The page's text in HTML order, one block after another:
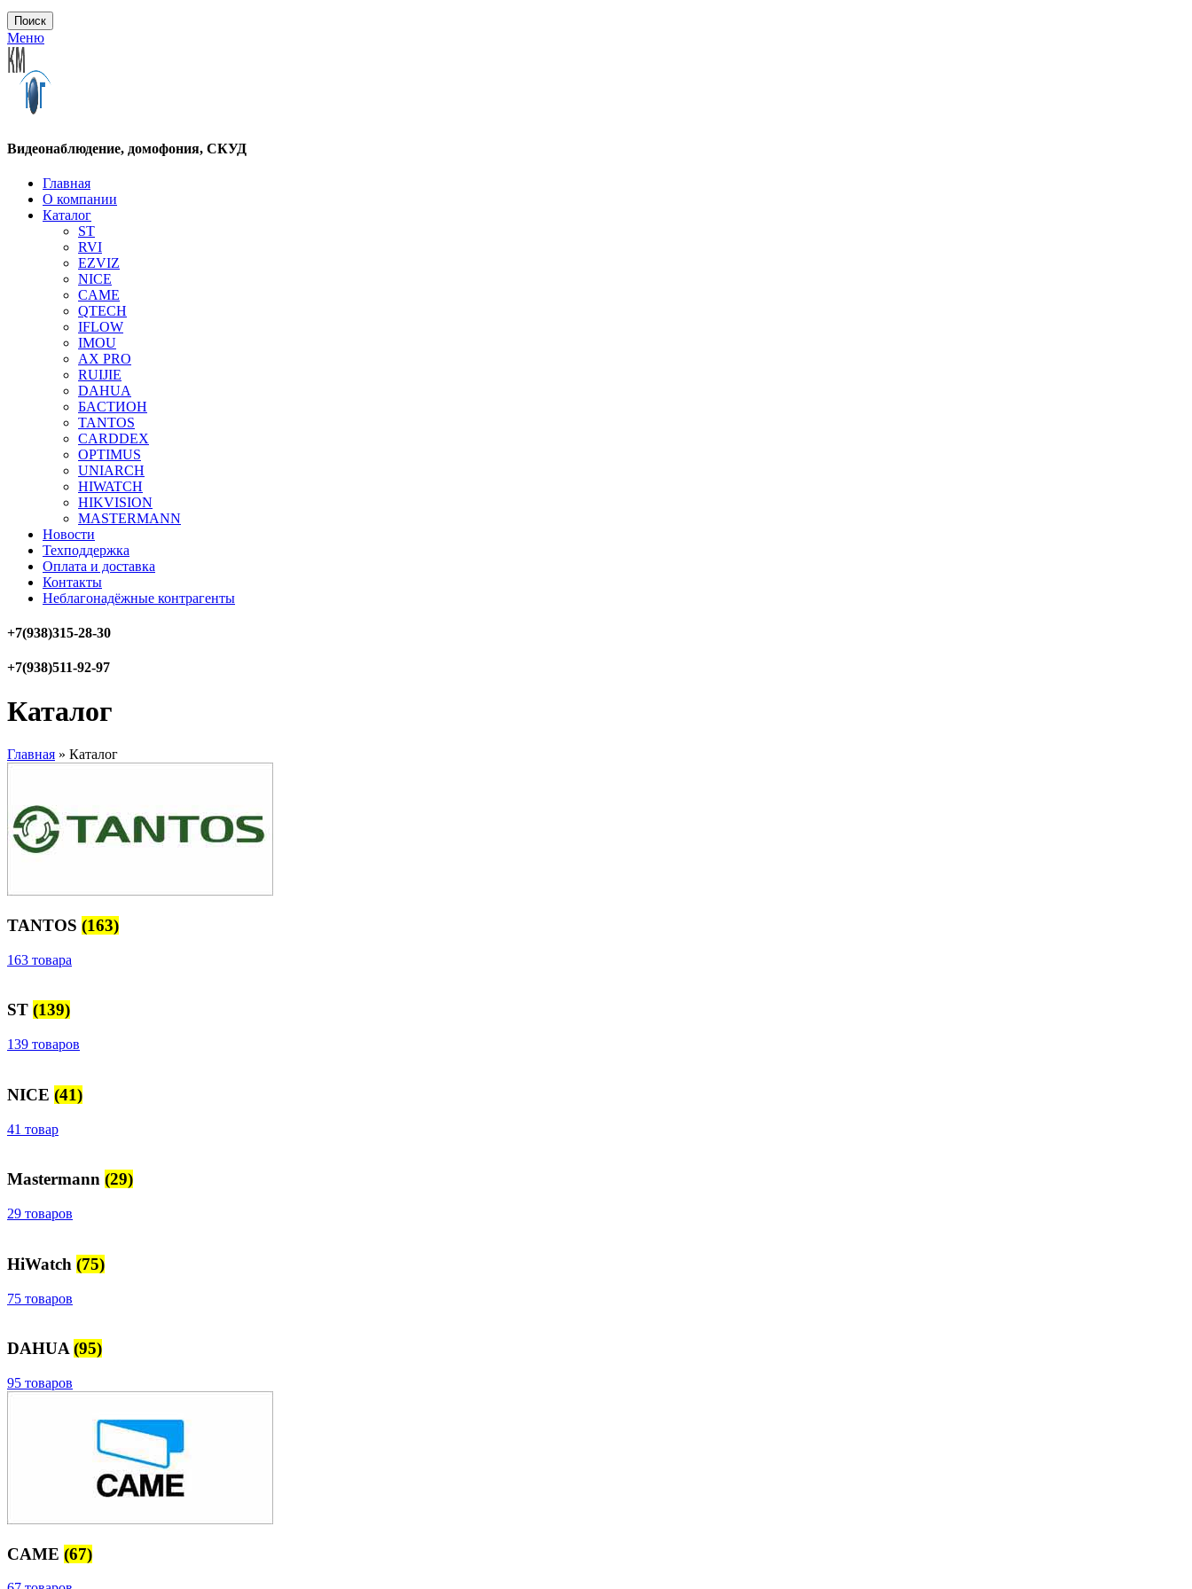
Поиск
Меню
Видеонаблюдение, домофония, СКУД
Главная
О компании
Каталог
ST
RVI
EZVIZ
NICE
CAME
QTECH
IFLOW
IMOU
AX PRO
RUIJIE
DAHUA
БAСТИОН
TANTOS
CARDDEX
OPTIMUS
UNIARCH
HIWATCH
HIKVISION
MASTERMANN
Новости
Техподдержка
Оплата и доставка
Контакты
Неблагонадёжные контрагенты
+7(938)315-28-30
+7(938)511-92-97
Каталог
Главная » Каталог
TANTOS (163)
163 товара
ST (139)
139 товаров
NICE (41)
41 товар
Mastermann (29)
29 товаров
HiWatch (75)
75 товаров
DAHUA(95)
95 товаров
CAME (67)